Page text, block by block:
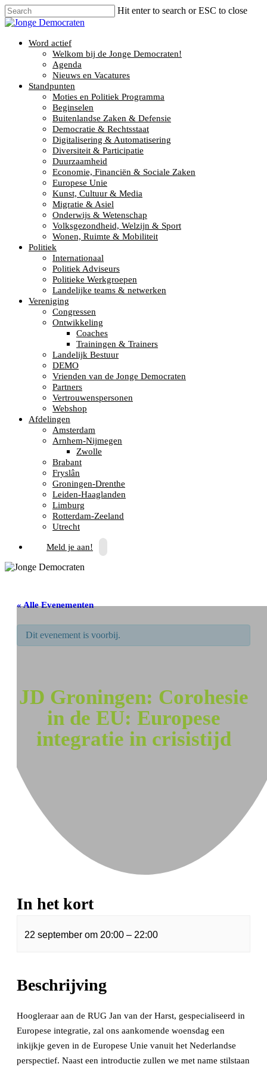
Hit enter to search or ESC to close
Word actief
Welkom bij de Jonge Democraten!
Agenda
Nieuws en Vacatures
Standpunten
Moties en Politiek Programma
Beginselen
Buitenlandse Zaken & Defensie
Democratie & Rechtsstaat
Digitalisering & Automatisering
Diversiteit & Participatie
Duurzaamheid
Economie, Financiën & Sociale Zaken
Europese Unie
Kunst, Cultuur & Media
Migratie & Asiel
Onderwijs & Wetenschap
Volksgezondheid, Welzijn & Sport
Wonen, Ruimte & Mobiliteit
Politiek
Internationaal
Politiek Adviseurs
Politieke Werkgroepen
Landelijke teams & netwerken
Vereniging
Congressen
Ontwikkeling
Coaches
Trainingen & Trainers
Landelijk Bestuur
DEMO
Vrienden van de Jonge Democraten
Partners
Vertrouwenspersonen
Webshop
Afdelingen
Amsterdam
Arnhem-Nijmegen
Zwolle
Brabant
Fryslân
Groningen-Drenthe
Leiden-Haaglanden
Limburg
Rotterdam-Zeeland
Utrecht
Meld je aan!
« Alle Evenementen
Dit evenement is voorbij.
JD Groningen: Corohesie
in de EU: Europese
integratie in crisistijd
In het kort
22 september om 20:00 – 22:00
Beschrijving
Hoogleraar aan de RUG Jan van der Harst, gespecialiseerd in
Europese integratie, zal ons aankomende woensdag een
inkijkje geven in de Europese Unie vanuit het Nederlandse
perspectief. Naast een introductie zullen we met name stilstaan